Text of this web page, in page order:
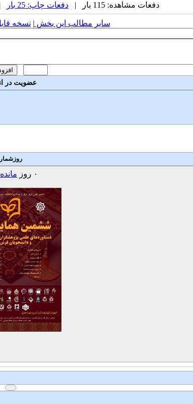
دفعات مشاهده: 115 بار | دفعات چاپ: 25 بار
سایر مطالب این بخش | نسخه
عضویت در
روزشمار
۰ روز